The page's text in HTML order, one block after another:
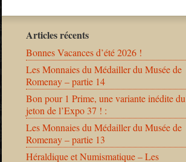
Articles récents
Bonnes Vacances d’été 2026 !
Les Monnaies du Médailler du Musée de
Romenay – partie 14
Bon pour 1 Prime, une variante inédite du
jeton de l’Expo 37 ! :
Les Monnaies du Médailler du Musée de
Romenay – partie 13
Héraldique et Numismatique – Les